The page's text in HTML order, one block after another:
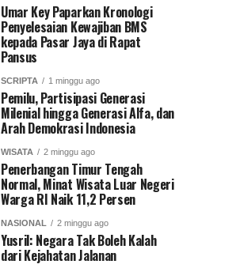
Umar Key Paparkan Kronologi
Penyelesaian Kewajiban BMS
kepada Pasar Jaya di Rapat
Pansus
SCRIPTA 1 minggu ago
Pemilu, Partisipasi Generasi
Milenial hingga Generasi Alfa, dan
Arah Demokrasi Indonesia
WISATA 2 minggu ago
Penerbangan Timur Tengah
Normal, Minat Wisata Luar Negeri
Warga RI Naik 11,2 Persen
NASIONAL 2 minggu ago
Yusril: Negara Tak Boleh Kalah
dari Kejahatan Jalanan